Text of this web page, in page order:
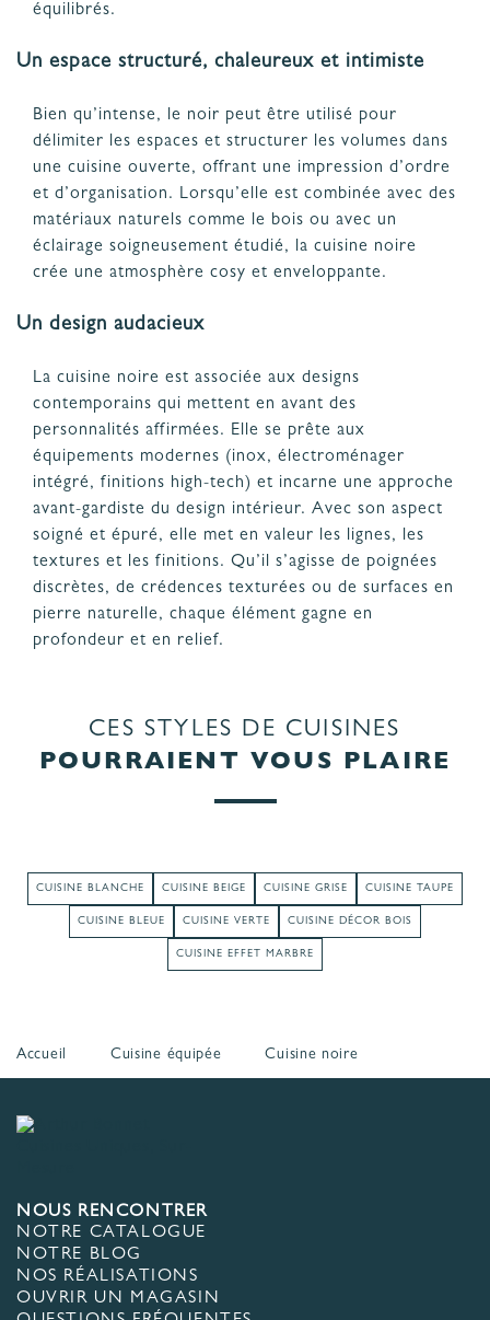
équilibrés.
Un espace structuré, chaleureux et intimiste
Bien qu’intense, le noir peut être utilisé pour
délimiter les espaces et structurer les volumes dans
une cuisine ouverte, offrant une impression d’ordre
et d’organisation. Lorsqu’elle est combinée avec des
matériaux naturels comme le bois ou avec un
éclairage soigneusement étudié, la cuisine noire
crée une atmosphère cosy et enveloppante.
Un design audacieux
La cuisine noire est associée aux designs
contemporains qui mettent en avant des
personnalités affirmées. Elle se prête aux
équipements modernes (inox, électroménager
intégré, finitions high-tech) et incarne une approche
avant-gardiste du design intérieur. Avec son aspect
soigné et épuré, elle met en valeur les lignes, les
textures et les finitions. Qu’il s’agisse de poignées
discrètes, de crédences texturées ou de surfaces en
pierre naturelle, chaque élément gagne en
profondeur et en relief.
CES STYLES DE CUISINES
POURRAIENT VOUS PLAIRE
CUISINE BLANCHE CUISINE BEIGE CUISINE GRISE CUISINE TAUPE
CUISINE BLEUE CUISINE VERTE CUISINE DÉCOR BOIS
CUISINE EFFET MARBRE
Accueil Cuisine équipée Cuisine noire
NOUS RENCONTRER
NOTRE CATALOGUE
NOTRE BLOG
NOS RÉALISATIONS
OUVRIR UN MAGASIN